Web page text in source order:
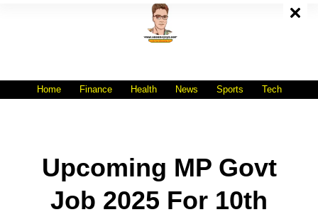
Home Finance Health News Sports Tech
Upcoming MP Govt
Job 2025 For 10th